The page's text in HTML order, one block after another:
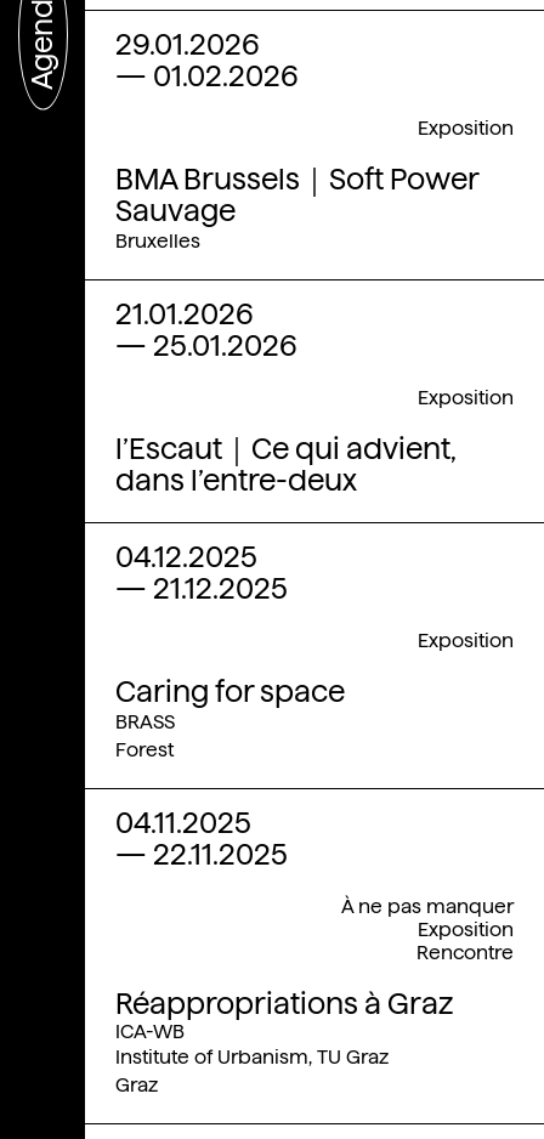
Agenda
29.01.2026
— 01.02.2026
BMA Brussels｜Soft Power
Sauvage
Exposition
Bruxelles
21.01.2026
— 25.01.2026
l’Escaut｜Ce qui advient,
dans l’entre-deux
Exposition
04.12.2025
— 21.12.2025
Caring for space
Exposition
BRASS
Forest
04.11.2025
— 22.11.2025
Réappropriations à Graz
À ne pas manquer
Exposition
Rencontre
ICA-WB
Institute of Urbanism, TU Graz
Graz